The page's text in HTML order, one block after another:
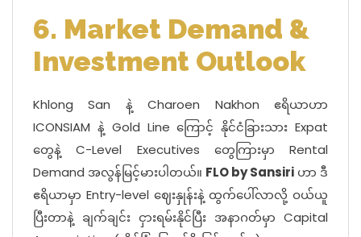
6. Market Demand &
Investment Outlook
Khlong San နဲ့ Charoen Nakhon ဧရိယာဟာ
ICONSIAM နဲ့ Gold Line ကြောင့် နိုင်ငံခြားသား Expat
တွေနဲ့ C-Level Executives တွေကြားမှာ Rental
Demand အလွန်မြင့်မားပါတယ်။ FLO by Sansiriဟာ ဒီ
ဧရိယာမှာ Entry-level ဈေးနှုန်းနဲ့ ထွက်ပေါ်လာလို့ ဝယ်ယူ
ပြီးတာနဲ့ ချက်ချင်း ငှားရမ်းနိုင်ပြီး အနာဂတ်မှာ Capital